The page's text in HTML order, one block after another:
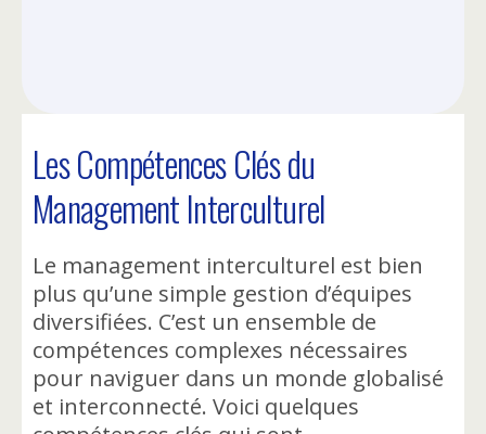
Les Compétences Clés du
Management Interculturel
Le management interculturel est bien
plus qu’une simple gestion d’équipes
diversifiées. C’est un ensemble de
compétences complexes nécessaires
pour naviguer dans un monde globalisé
et interconnecté. Voici quelques